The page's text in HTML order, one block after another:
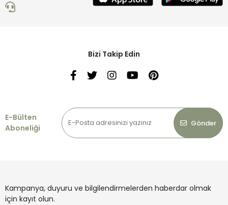
Bizi Takip Edin
E-Bülten
Aboneliği
Gönder
Kampanya, duyuru ve bilgilendirmelerden haberdar olmak
için kayıt olun.